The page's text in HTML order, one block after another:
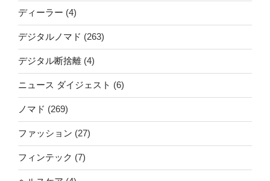
ディーラー (4)
デジタルノマド (263)
デジタル断捨離 (4)
ニュース ダイジェスト (6)
ノマド (269)
ファッション (27)
フィンテック (7)